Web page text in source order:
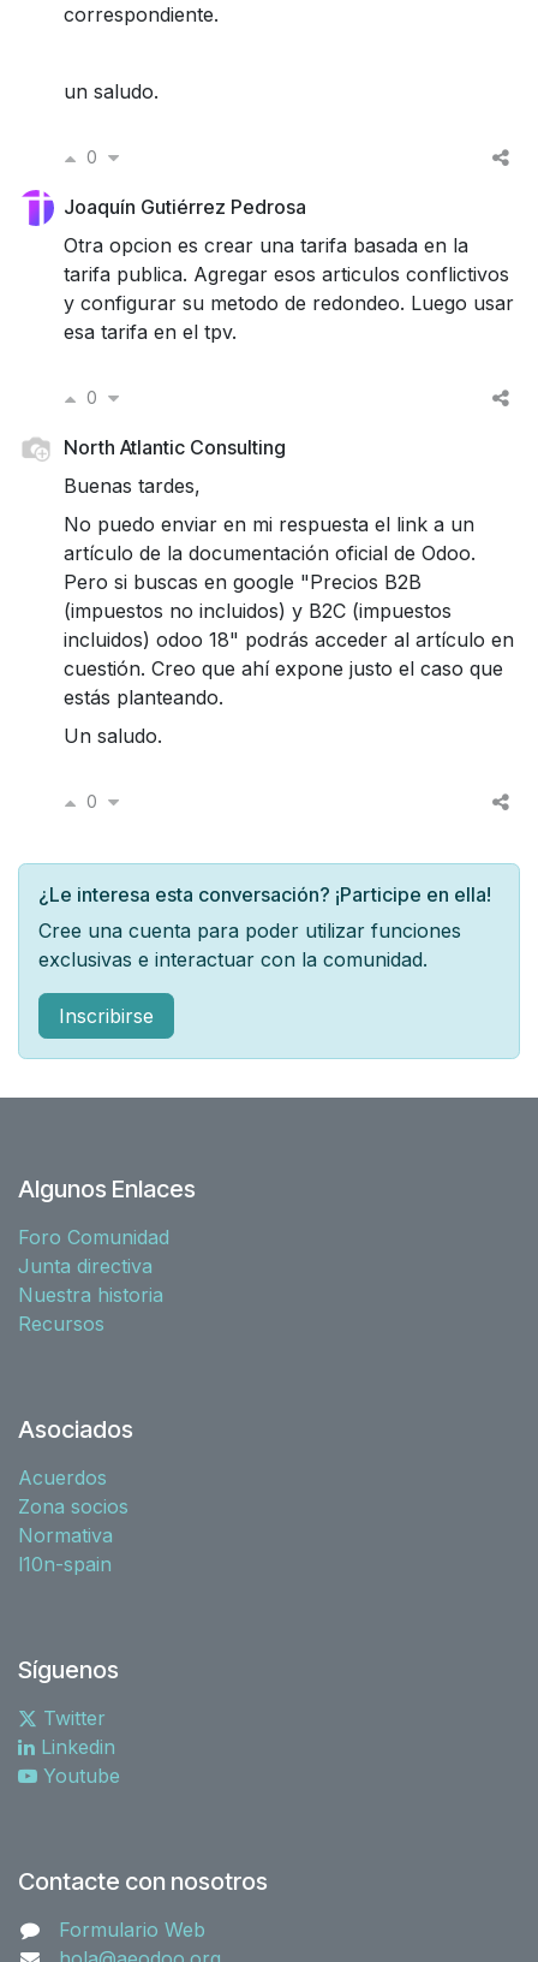
correspondiente.
un saludo.
0
Joaquín Gutiérrez Pedrosa
Otra opcion es crear una tarifa basada en la
tarifa publica. Agregar esos articulos conflictivos
y configurar su metodo de redondeo. Luego usar
esa tarifa en el tpv.
0
North Atlantic Consulting
Buenas tardes,
No puedo enviar en mi respuesta el link a un
artículo de la documentación oficial de Odoo.
Pero si buscas en google "Precios B2B
(impuestos no incluidos) y B2C (impuestos
incluidos) odoo 18" podrás acceder al artículo en
cuestión. Creo que ahí expone justo el caso que
estás planteando.
Un saludo.
0
¿Le interesa esta conversación? ¡Participe en ella!
Cree una cuenta para poder utilizar funciones
exclusivas e interactuar con la comunidad.
Inscribirse
Algunos Enlaces
Foro Comunidad
Junta directiva
Nuestra historia
Recursos
Asociados
Acuerdos
Zona socios
Normativa
l10n-spain
Síguenos
Twitter
Linkedin
Youtube
Contacte con nosotros
Formulario Web